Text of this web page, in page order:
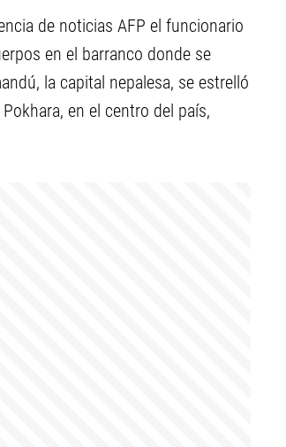
de noticias AFP el funcionario
en el barranco donde se
la capital nepalesa, se estrelló
en el centro del país,